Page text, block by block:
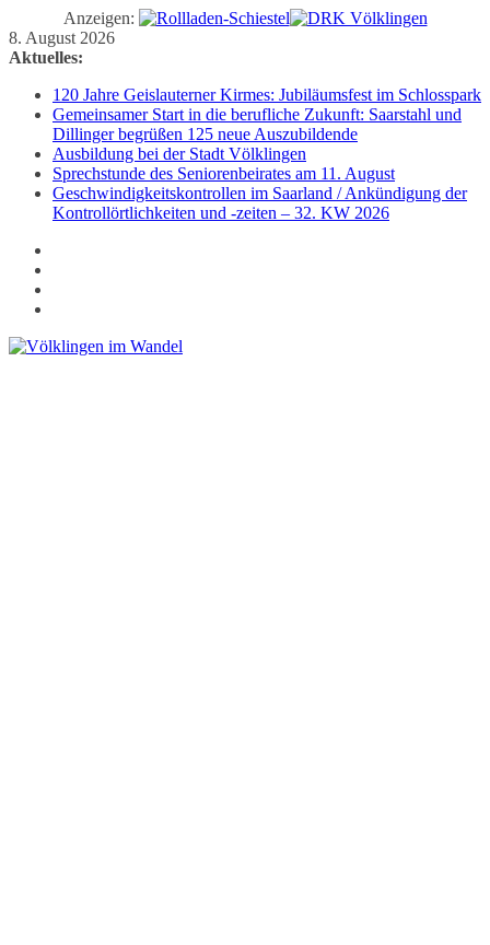
Anzeigen:
Zum
Inhalt
8. August 2026
Aktuelles:
120 Jahre Geislauterner Kirmes: Jubiläumsfest im Schlosspark
Gemeinsamer Start in die berufliche Zukunft: Saarstahl und
Dillinger begrüßen 125 neue Auszubildende
Ausbildung bei der Stadt Völklingen
Sprechstunde des Seniorenbeirates am 11. August
Geschwindigkeitskontrollen im Saarland / Ankündigung der
Kontrollörtlichkeiten und -zeiten – 32. KW 2026